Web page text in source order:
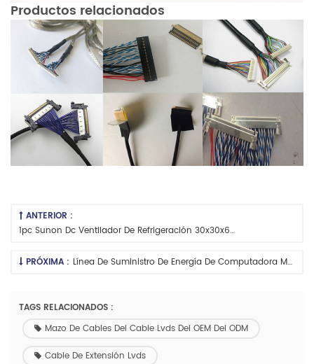
Productos relacionados
ANTERIOR :
1pc Sunon Dc Ventilador De Refrigeración 30x30x6mm 5v
PRÓXIMA : Línea De Suministro De Energía De Computadora Molex 4 Pin
TAGS RELACIONADOS :
Mazo De Cables Del Cable Lvds Del OEM Del ODM
Cable De Extensión Lvds